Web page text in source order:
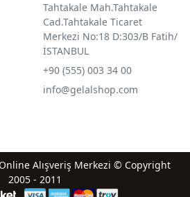
Tahtakale Mah.Tahtakale
Cad.Tahtakale Ticaret
Merkezi No:18 D:303/B Fatih/
İSTANBUL
+90 (555) 003 34 00
info@gelalshop.com
Alışveriş Merkezi © Copyright
2005 - 2011